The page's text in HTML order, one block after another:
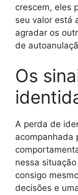
crescem, eles
seu valor está
agradar os
de
Os
A perda de
acompanhada
nessa
consigo
decisões e